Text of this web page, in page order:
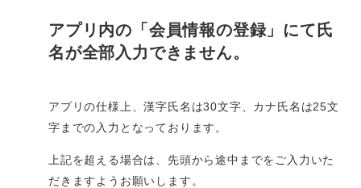
アプリ内の「会員情報の登録」にて氏
名が全部入力できません。
アプリの仕様上、漢字氏名は30文字、カナ氏名は25文
字までの入力となっております。
上記を超える場合は、先頭から途中までをご入力いた
だきますようお願いします。